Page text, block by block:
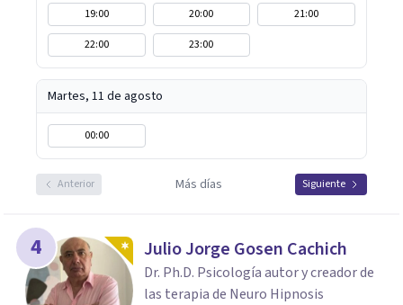
19:00 20:00
21:00
22:00
23:00
Martes, 11 de agosto
00:00
Anterior Más días Siguiente
4 Julio Jorge Gosen Cachich
Dr. Ph.D. Psicología autor y creador de
las terapia de Neuro Hipnosis